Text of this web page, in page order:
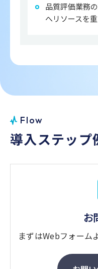
品質評価業務
へリソースを
Flow
導入ステップ
お
まずはWebフォーム